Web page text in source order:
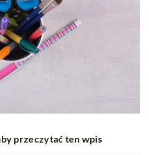
przeczytać ten wpis